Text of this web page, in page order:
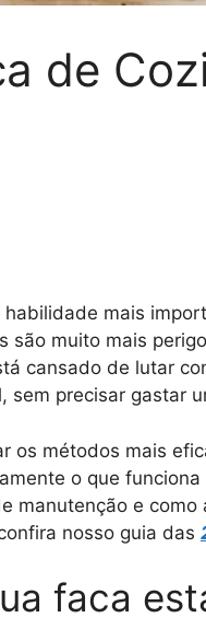
de
mais
são muito mais
cansado de lutar
precisar gastar
os métodos mais
o que
manutenção e
nosso guia das
faca